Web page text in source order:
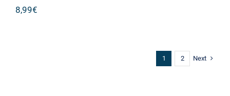
8,99€
1 2 Next